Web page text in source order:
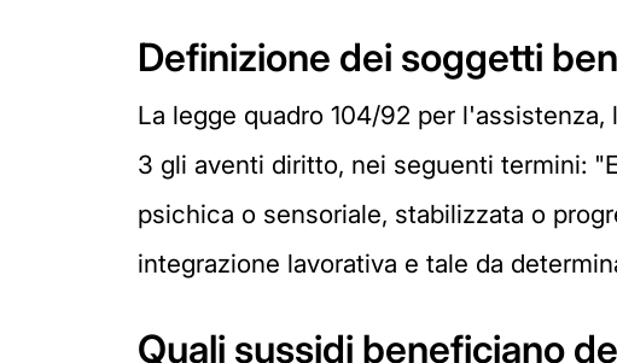
Definizione dei soggetti
La legge quadro 104/92 per
3 gli aventi diritto, nei seguenti termini:
psichica o sensoriale, stabilizzata o
integrazione lavorativa e tale da
Quali sussidi beneficiano